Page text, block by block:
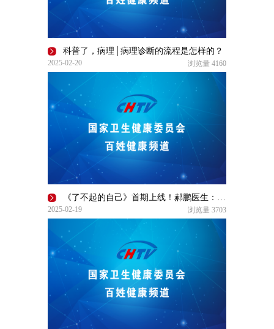
科普了，病理│病理诊断的流程是怎样的？
2025-02-20 浏览量 4160
《了不起的自己》首期上线！郝鹏医生：做一个“好”的医生（上）
2025-02-19 浏览量 3703